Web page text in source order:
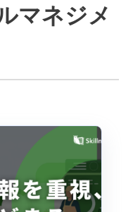
マネジメ